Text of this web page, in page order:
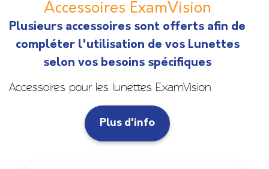
Accessoires ExamVision
Plusieurs accessoires sont offerts afin de
compléter l'utilisation de vos Lunettes
selon vos besoins spécifiques
Accessoires pour les lunettes ExamVision
Plus d'info